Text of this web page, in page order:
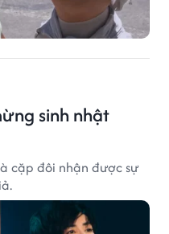
sinh nhật
cặp đôi nhận được sự